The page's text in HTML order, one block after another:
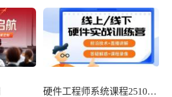
硬件工程师系统课程2510--硬件篇